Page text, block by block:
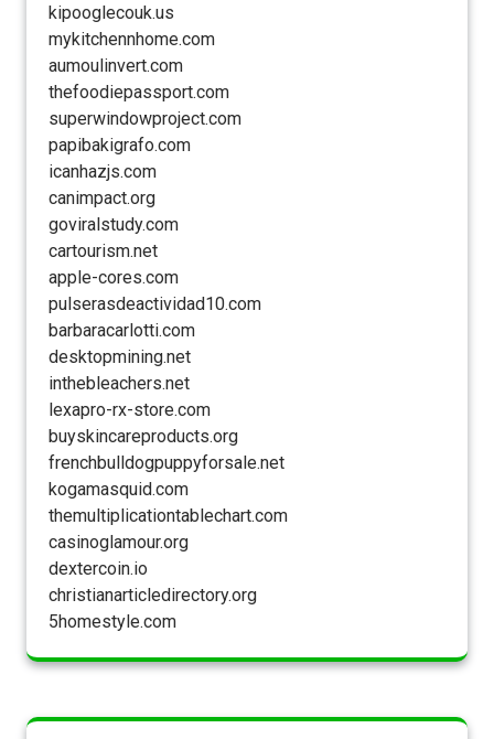
kipooglecouk.us
mykitchennhome.com
aumoulinvert.com
thefoodiepassport.com
superwindowproject.com
papibakigrafo.com
icanhazjs.com
canimpact.org
goviralstudy.com
cartourism.net
apple-cores.com
pulserasdeactividad10.com
barbaracarlotti.com
desktopmining.net
inthebleachers.net
lexapro-rx-store.com
buyskincareproducts.org
frenchbulldogpuppyforsale.net
kogamasquid.com
themultiplicationtablechart.com
casinoglamour.org
dextercoin.io
christianarticledirectory.org
5homestyle.com